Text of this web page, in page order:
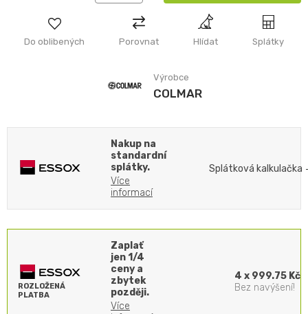
Výrobce
COLMAR
Do oblibených Porovnat Hlídat Splátky
Nakup na
standardní
splátky.
Více
informací
Splátková kalkulačka
ROZLOŽENÁ
PLATBA
Zaplať
jen 1/4
ceny a
zbytek
později.
Více
4 x 999.75 Kč
Bez navýšení!